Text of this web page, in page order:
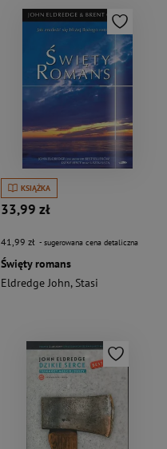
KSIĄŻKA
33,99 zł
41,99 zł - sugerowana cena detaliczna
Święty romans
Eldredge John, Stasi